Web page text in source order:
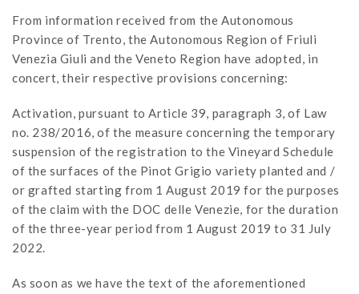
From information received from the Autonomous
Province of Trento, the Autonomous Region of Friuli
Venezia Giuli and the Veneto Region have adopted, in
concert, their respective provisions concerning:
Activation, pursuant to Article 39, paragraph 3, of Law
no. 238/2016, of the measure concerning the temporary
suspension of the registration to the Vineyard Schedule
of the surfaces of the Pinot Grigio variety planted and /
or grafted starting from 1 August 2019 for the purposes
of the claim with the DOC delle Venezie, for the duration
of the three-year period from 1 August 2019 to 31 July
2022.
As soon as we have the text of the aforementioned